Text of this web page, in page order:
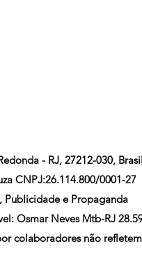
- RJ, 27212-030, Brasil
CNPJ:26.114.800/0001-27
Publicidade e Propaganda
Osmar Neves Mtb-RJ
colaboradores não